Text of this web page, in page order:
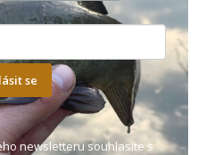
se
newsletteru souhlasíte s